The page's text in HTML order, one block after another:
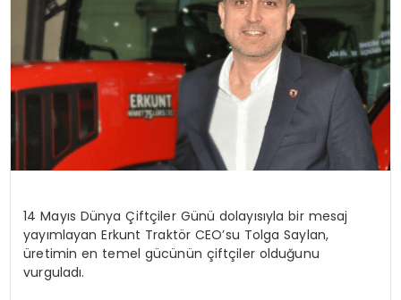
MAGAZİN
SAĞLIK
YAŞAM
14 Mayıs Dünya Çiftçiler Günü dolayısıyla bir mesaj
yayımlayanErkunt Traktör CEO’su Tolga Saylan,
üretimin en temel gücünün çiftçiler olduğunu
vurguladı.